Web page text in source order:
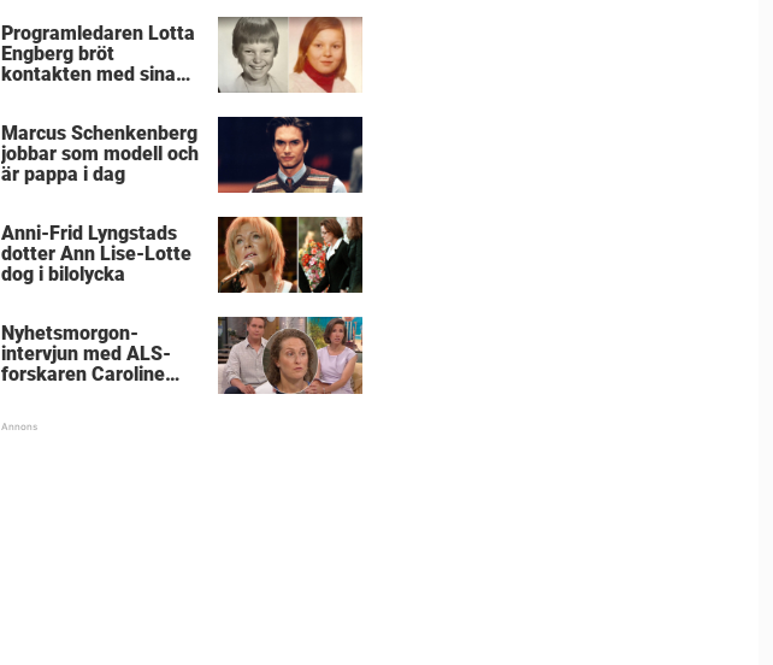
Programledaren Lotta
Engberg bröt
kontakten med sina
Marcus Schenkenberg
jobbar som modell och
är pappa i dag
Anni-Frid Lyngstads
dotter Ann Lise-Lotte
dog i bilolycka
Nyhetsmorgon-
intervjun med ALS-
forskaren Caroline